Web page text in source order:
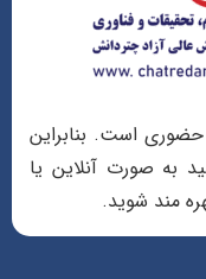
است. بنابراین
به صورت آنلاین یا
مند شوید.